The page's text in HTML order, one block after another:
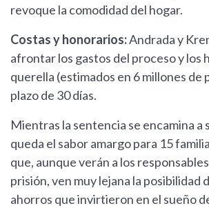
revoque la comodidad del hogar.
Costas y honorarios:Andrada y
afrontar los gastos del proceso y los
querella (estimados en 6 millones de
plazo de 30 días.
Mientras la sentencia se encamina a
queda el sabor amargo para 15
que, aunque verán a los
prisión, ven muy lejana la posibilidad
ahorros que invirtieron en el sueño